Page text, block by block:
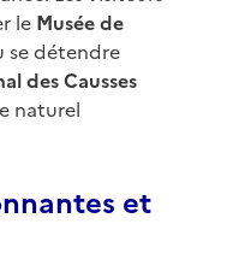
le Musée de
se détendre
des Causses
naturel
et